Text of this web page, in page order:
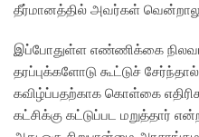
தீர்மானத்தில் அவர்கள்
இப்போதுள்ள எண்ணிக்கை
தரப்புக்களோடு கூட்டுச்
கவிழ்ப்பதற்காக கொள்கை
கட்சிக்கு கட்டுப்பட மறுத்தார்